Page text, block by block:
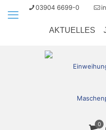
03904 6699-0
AKTUELLES
0